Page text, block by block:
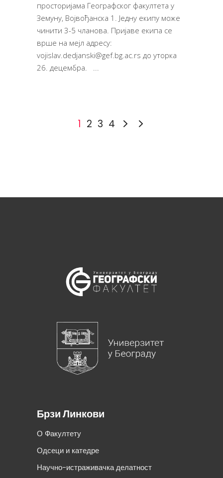
просторијама Географског факултета у
Земуну, Војвођанска 1. Једну екипу може
чинити 3-5 чланова. Пријаве екипа се
врше на мејл адресу:
vojislav.dedjanski@gef.bg.ac.rs до уторка
26. децембра.
1 2 3 4
Брзи Линкови
О Факултету
Одсеци и катедре
Научно-истраживачка делатност